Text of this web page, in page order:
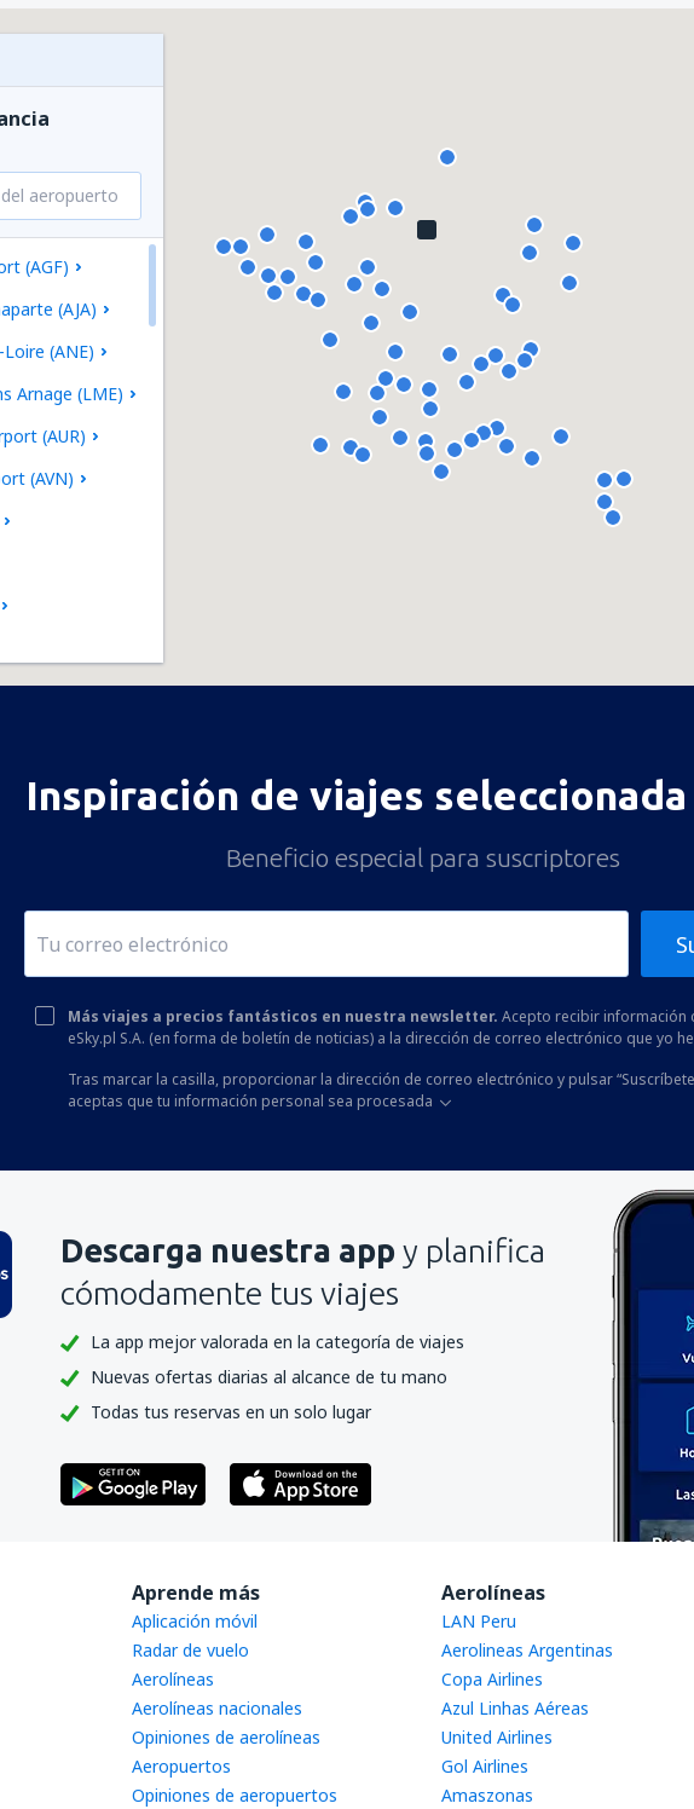
(AGF)
(AJA)
(ANE)
Arnage (LME)
(AUR)
(AVN)
(DCM)
Airport (DOL)
Airport (CHR)
(DIJ)
Inspiración de viajes
Beneficio especial para suscriptores
Más viajes a precios fantásticos en nuestra newsletter. Acepto recibir información
eSky.pl S.A. (en forma de boletín de noticias) a la dirección de correo electrónico que yo
Tras marcar la casilla, proporcionar la dirección de correo electrónico y pulsar
aceptas que tu información personal sea procesada
Descarga nuestra app y planifica
cómodamente tus viajes
La app mejor valorada en la categoría de viajes
Nuevas ofertas diarias al alcance de tu mano
Todas tus reservas en un solo lugar
Aprende más
Aplicación móvil
Radar de vuelo
Aerolíneas
Aerolíneas nacionales
Opiniones de aerolíneas
Aeropuertos
Opiniones de aeropuertos
Aerolíneas
LAN Peru
Aerolineas Argentinas
Copa Airlines
Azul Linhas Aéreas
United Airlines
Gol Airlines
Amaszonas